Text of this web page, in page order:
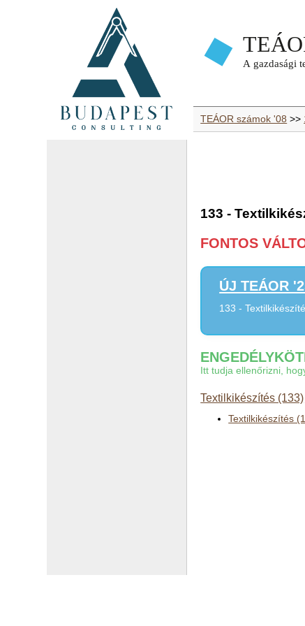
TEÁOR számok '08 >>
133 -
FONTOS
ÚJ TEÁOR
133 -
Itt tudja ellenőrizni,
Textilkikészítés (133)
Textilkikészítés